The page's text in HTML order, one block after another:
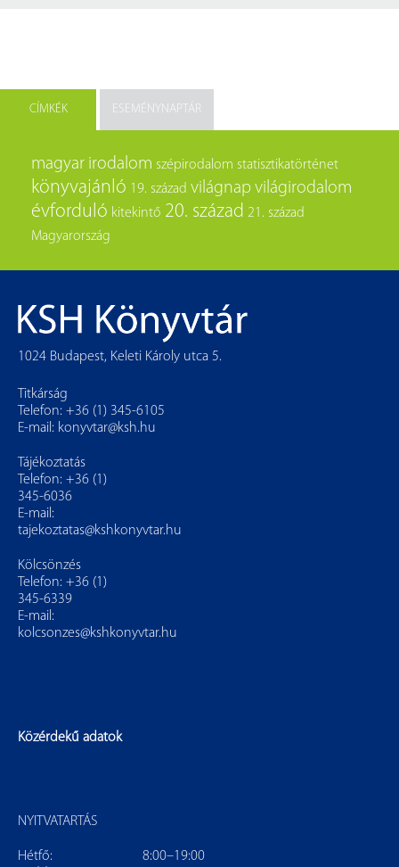
CÍMKÉK ESEMÉNYNAPTÁR
magyar irodalom szépirodalom statisztikatörténet
könyvajánló 19. század világnap világirodalom
évforduló kitekintő 20. század 21. század
Magyarország
1024 Budapest, Keleti Károly utca 5.
Titkárság
Telefon: +36 (1) 345-6105
E-mail: konyvtar@ksh.hu
Tájékoztatás
Telefon: +36 (1)
345-6036
E-mail:
tajekoztatas@kshkonyvtar.hu
Kölcsönzés
Telefon: +36 (1)
345-6339
E-mail:
kolcsonzes@kshkonyvtar.hu
Közérdekű adatok
NYITVATARTÁS
Hétfő:
8:00–19:00